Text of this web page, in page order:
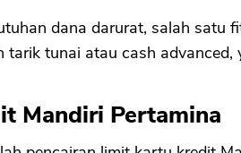
dana darurat, salah satu
tarik tunai atau cash advanced,
Mandiri Pertamina